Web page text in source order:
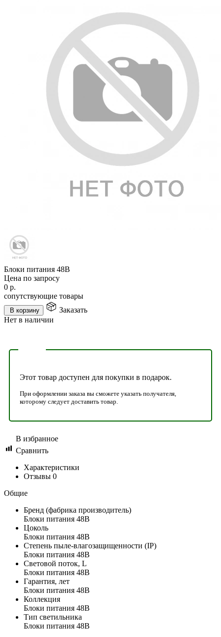
Блоки питания 48В
Цена по запросу
0 р.
сопутствующие товары
В корзину
Заказать
Нет в наличии
Этот товар доступен для покупки в подарок.
При оформлении заказа вы сможете указать получателя,
которому следует доставить товар.
В избранное
Сравнить
Характеристики
Отзывы 0
Общие
Бренд (фабрика производитель)
Блоки питания 48В
Цоколь
Блоки питания 48В
Степень пыле-влагозащищенности (IP)
Блоки питания 48В
Световой поток, L
Блоки питания 48В
Гарантия, лет
Блоки питания 48В
Коллекция
Блоки питания 48В
Тип светильника
Блоки питания 48В